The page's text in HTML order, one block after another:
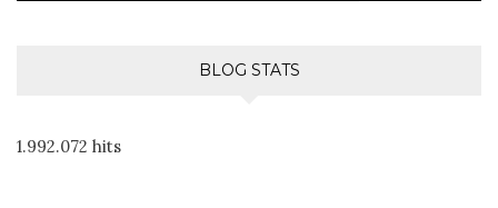
BLOG STATS
1.992.072 hits